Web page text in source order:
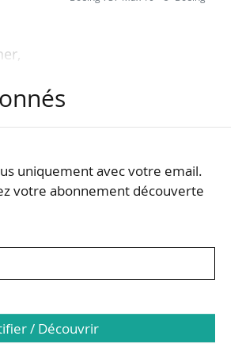
uniquement avec votre email.
votre abonnement découverte
/ Découvrir